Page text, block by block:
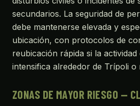
secundarios. La seguridad de
debe mantenerse elevada y
ubicación, con protocolos de
reubicación rápida si la actividad
intensifica alrededor de Trípoli o
ZONAS DE MAYOR RIESGO —